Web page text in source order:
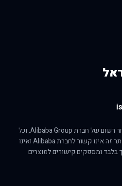
הסימן AliExpress הוא סימן מסחר רשום של חברת Alibaba Group, וכל
הזכויות הנוגעות לו שמורות לה. אתר זה אינו קשור לחברת Alibaba ואינו
בלבד ומספקים קישורים למוצרים